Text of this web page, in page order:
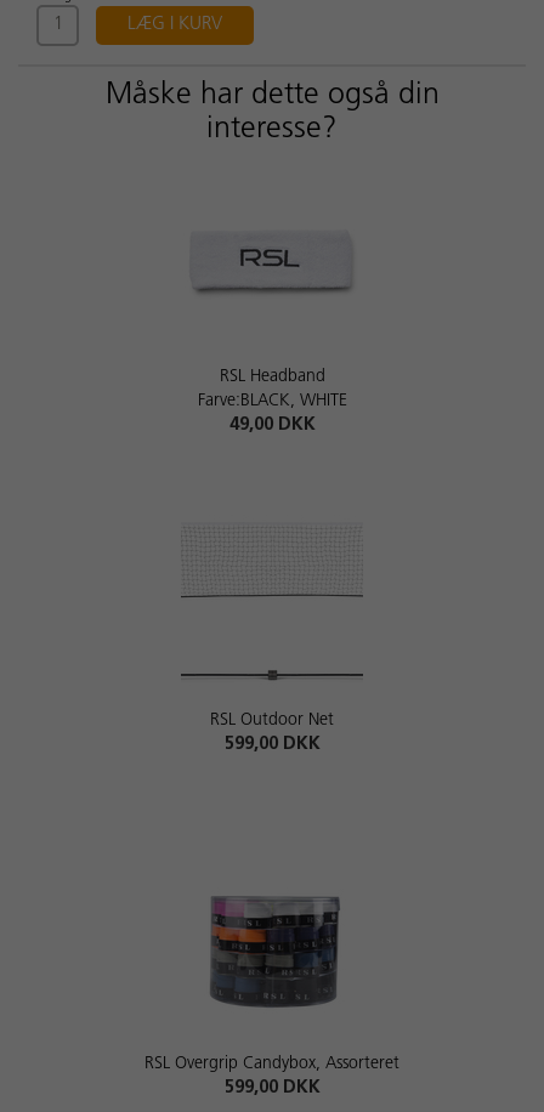
LÆG I KURV
Måske har dette også din
interesse?
RSL Headband
Farve:BLACK, WHITE
49,00 DKK
RSL Outdoor Net
599,00 DKK
RSL Overgrip Candybox, Assorteret
599,00 DKK